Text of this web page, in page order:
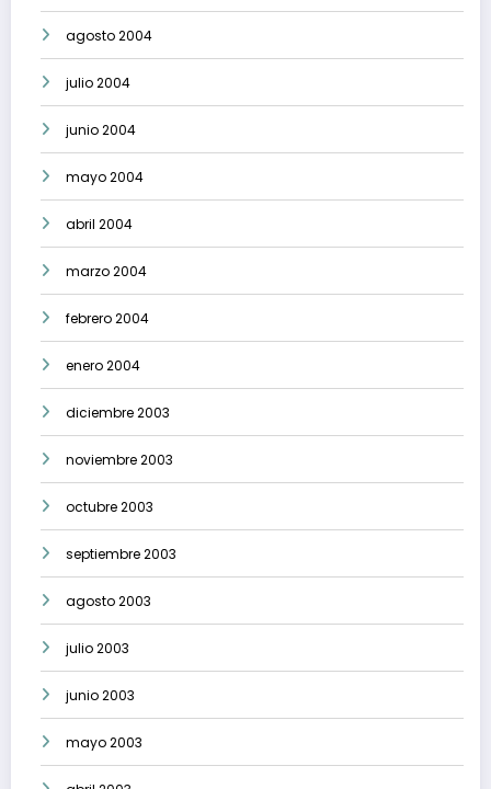
agosto 2004
julio 2004
junio 2004
mayo 2004
abril 2004
marzo 2004
febrero 2004
enero 2004
diciembre 2003
noviembre 2003
octubre 2003
septiembre 2003
agosto 2003
julio 2003
junio 2003
mayo 2003